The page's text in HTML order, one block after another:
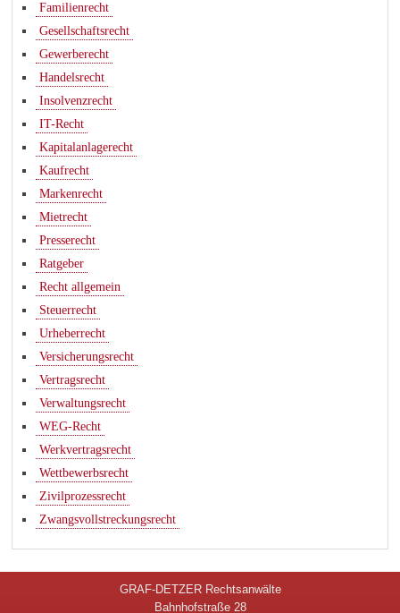
Familienrecht
Gesellschaftsrecht
Gewerberecht
Handelsrecht
Insolvenzrecht
IT-Recht
Kapitalanlagerecht
Kaufrecht
Markenrecht
Mietrecht
Presserecht
Ratgeber
Recht allgemein
Steuerrecht
Urheberrecht
Versicherungsrecht
Vertragsrecht
Verwaltungsrecht
WEG-Recht
Werkvertragsrecht
Wettbewerbsrecht
Zivilprozessrecht
Zwangsvollstreckungsrecht
GRAF-DETZER Rechtsanwälte
Bahnhofstraße 28